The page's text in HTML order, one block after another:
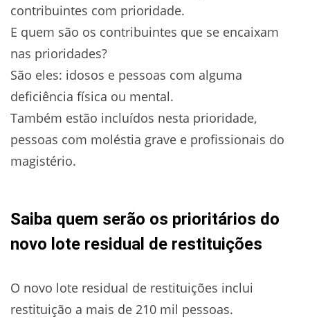
contribuintes com prioridade.
E quem são os contribuintes que se encaixam
nas prioridades?
São eles: idosos e pessoas com alguma
deficiência física ou mental.
Também estão incluídos nesta prioridade,
pessoas com moléstia grave e profissionais do
magistério.
Saiba quem serão os prioritários do
novo lote residual de restituições
O novo lote residual de restituições inclui
restituição a mais de 210 mil pessoas.